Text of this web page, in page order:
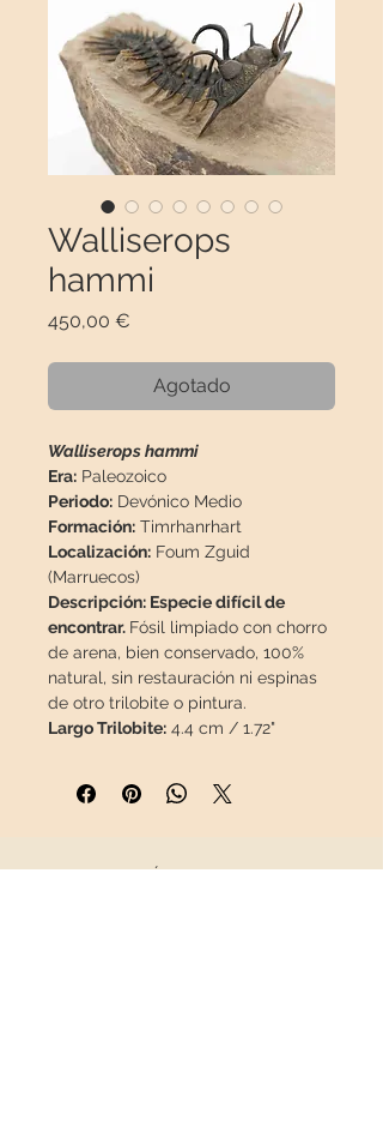
Walliserops
hammi
450,00 €
Agotado
Walliserops hammi
Era: Paleozoico
Periodo: Devónico Medio
Formación: Timrhanrhart
Localización: Foum Zguid
(Marruecos)
Descripción: Especie difícil de
encontrar. Fósil limpiado con chorro
de arena, bien conservado, 100%
natural, sin restauración ni espinas
de otro trilobite o pintura.
Largo Trilobite: 4.4 cm / 1.72"
Esta pieza viajará en un
paquete
asegurado
en una caja